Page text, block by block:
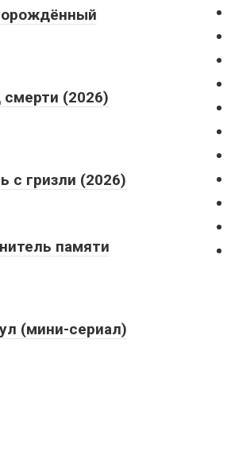
смерти (2026)
с гризли (2026)
памяти
(мини-сериал)